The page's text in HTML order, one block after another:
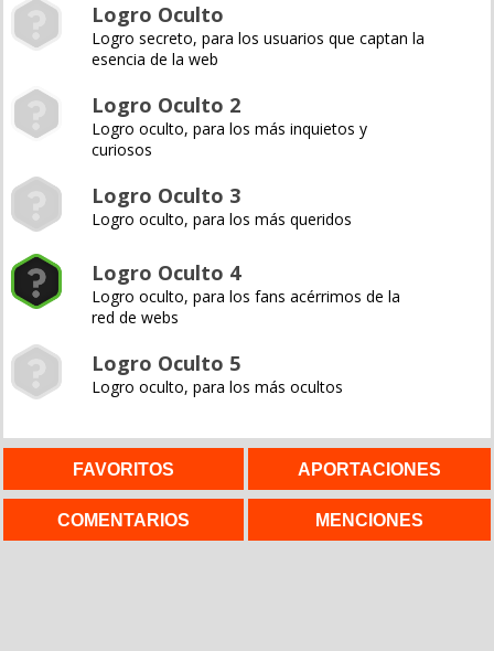
Logro Oculto
Logro secreto, para los usuarios que captan la
esencia de la web
Logro Oculto 2
Logro oculto, para los más inquietos y
curiosos
Logro Oculto 3
Logro oculto, para los más queridos
Logro Oculto 4
Logro oculto, para los fans acérrimos de la
red de webs
Logro Oculto 5
Logro oculto, para los más ocultos
FAVORITOS APORTACIONES
COMENTARIOS MENCIONES